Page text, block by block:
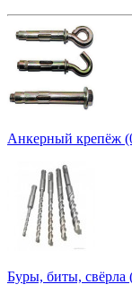
Анкерный крепёж
Буры, биты, свёрла